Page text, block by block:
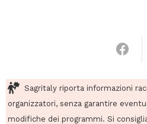
Sagritaly riporta informazioni
organizzatori, senza garantire
modifiche dei programmi. Si